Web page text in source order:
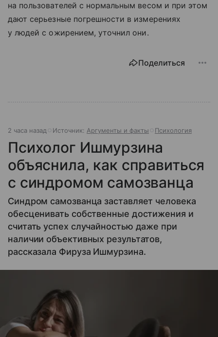
на пользователей с нормальным весом и при этом
дают серьезные погрешности в измерениях
у людей с ожирением, уточнил они.
Поделиться
2 часа назад Источник: Аргументы и факты Психология
Психолог Ишмурзина
объяснила, как справиться
с синдромом самозванца
Синдром самозванца заставляет человека
обесценивать собственные достижения и
считать успех случайностью даже при
наличии объективных результатов,
рассказала Фируза Ишмурзина.